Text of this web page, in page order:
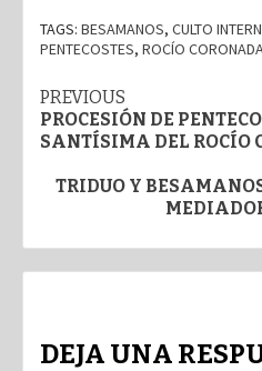
TAGS: BESAMANOS, CULTO
PENTECOSTES, ROCÍO
Post
navigation
PREVIOUS
PROCESIÓN DE
SANTÍSIMA DEL ROCÍO
TRIDUO Y
DEJA UNA